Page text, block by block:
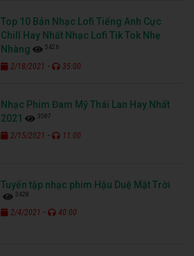
Top 10 Bản Nhạc Lofi Tiếng Anh Cực
Chill Hay Nhất Nhạc Lofi Tik Tok Nhẹ
Nhàng
5426
2/18/2021 - 35:00
Nhạc Phim Đam Mỹ Thái Lan Hay Nhất
2021
3587
2/15/2021 - 11:00
Tuyển tập nhạc phim Hậu Duệ Mặt Trời
3428
2/4/2021 - 40:00